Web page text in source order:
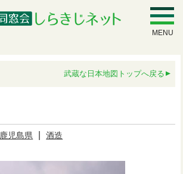
MENU
武蔵な日本地図トップへ戻る
鹿児島県 酒造